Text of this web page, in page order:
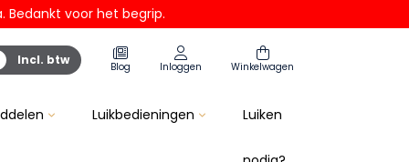
Bedankt voor het begrip.
Incl. btw Blog Inloggen Winkelwagen
Luikbedieningen Luiken